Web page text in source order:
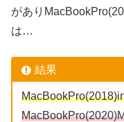
があり
は…
結果